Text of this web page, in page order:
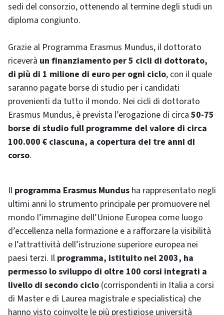
sedi del consorzio, ottenendo al termine degli studi un
diploma congiunto.
Grazie al Programma Erasmus Mundus, il dottorato
riceverà un finanziamento per 5 cicli di dottorato,
di più di 1 milione di euro per ogni ciclo, con il quale
saranno pagate borse di studio per i candidati
provenienti da tutto il mondo. Nei cicli di dottorato
Erasmus Mundus, è prevista l’erogazione di circa 50-75
borse di studio full programme del valore di circa
100.000 € ciascuna, a copertura dei tre anni di
corso.
Il programma Erasmus Mundus ha rappresentato negli
ultimi anni lo strumento principale per promuovere nel
mondo l’immagine dell’Unione Europea come luogo
d’eccellenza nella formazione e a rafforzare la visibilità
e l’attrattività dell’istruzione superiore europea nei
paesi terzi. Il programma, istituito nel 2003, ha
permesso lo sviluppo di oltre 100 corsi integrati a
livello di secondo ciclo (corrispondenti in Italia a corsi
di Master e di Laurea magistrale e specialistica) che
hanno visto coinvolte le più prestigiose università